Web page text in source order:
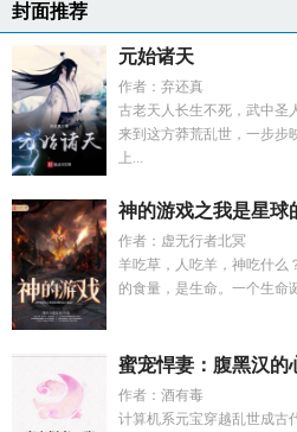
封面推荐
元始诸天
作者：弃还真
古老天人长生不死，武中圣
来到这方莽荒乱世，一步步
上...
神的游戏之我是星球
作者：虚无行者北冥
羊吃草，人吃羊，神吃什么
的食量，是生命。一个生命
蜜宠悍妻：腹黑汉的
作者：酒有毒
计算机系元宝穿越乱世成古